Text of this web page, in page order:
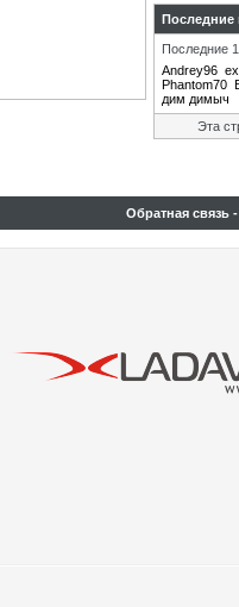
Последние
Последние
Andrey96
Phantom70
дим димыч
Эта
Обратная связь -